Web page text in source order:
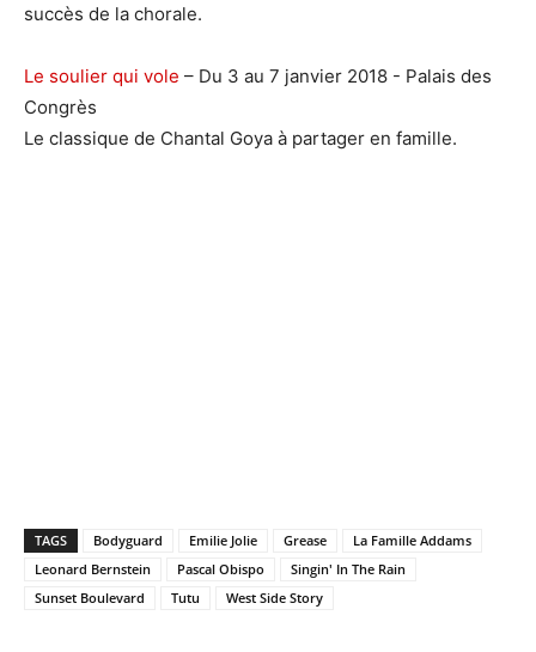
succès de la chorale.
Le soulier qui vole – Du 3 au 7 janvier 2018 - Palais des
Congrès
Le classique de Chantal Goya à partager en famille.
TAGS Bodyguard Emilie Jolie Grease
La Famille Addams
Leonard Bernstein
Pascal Obispo
Singin' In The Rain
Sunset Boulevard
Tutu West Side Story